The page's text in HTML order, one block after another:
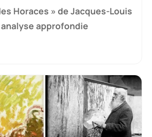
Horaces » de Jacques-Louis
analyse approfondie